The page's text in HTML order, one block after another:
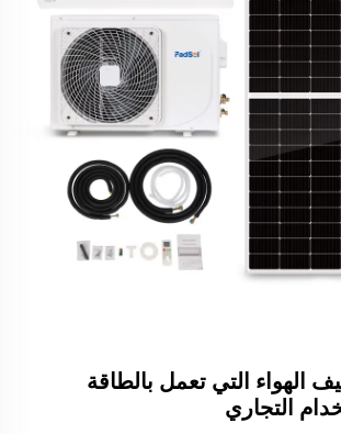
الهواء التي تعمل بالطاقة
التجاري